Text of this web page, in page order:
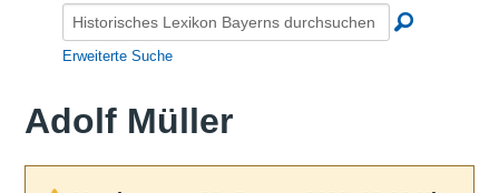
Erweiterte Suche
Adolf Müller